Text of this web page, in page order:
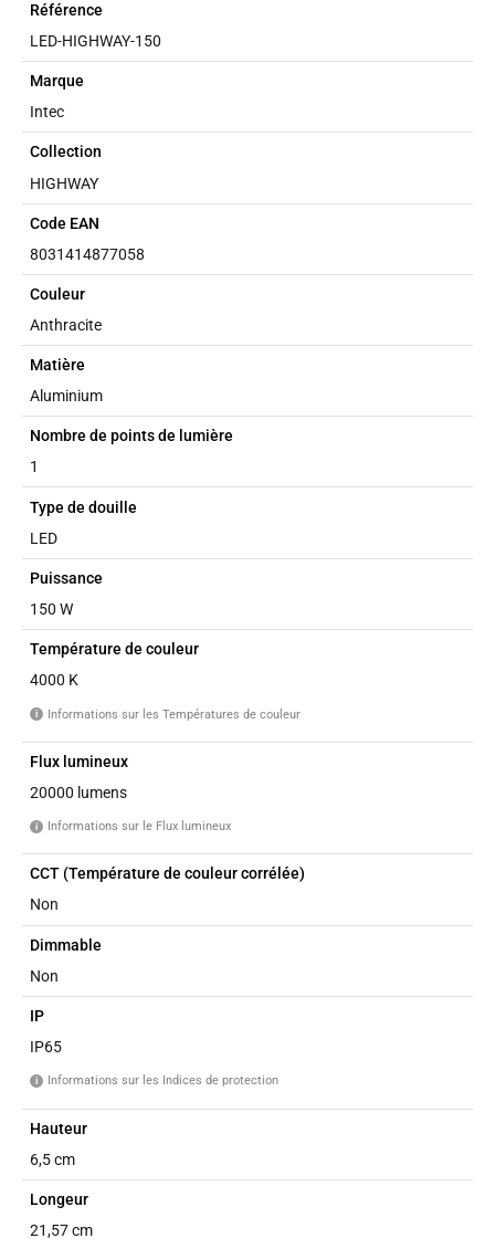
Référence
LED-HIGHWAY-150
Marque
Intec
Collection
HIGHWAY
Code EAN
8031414877058
Couleur
Anthracite
Matière
Aluminium
Nombre de points de lumière
1
Type de douille
LED
Puissance
150 W
Température de couleur
4000 K
i Informations sur les Températures de couleur
Flux lumineux
20000 lumens
i Informations sur le Flux lumineux
CCT (Température de couleur corrélée)
Non
Dimmable
Non
IP
IP65
i Informations sur les Indices de protection
Hauteur
6,5 cm
Longeur
21,57 cm